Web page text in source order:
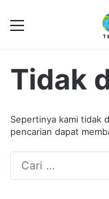
Tidak
Sepertinya kami tidak
pencarian dapat